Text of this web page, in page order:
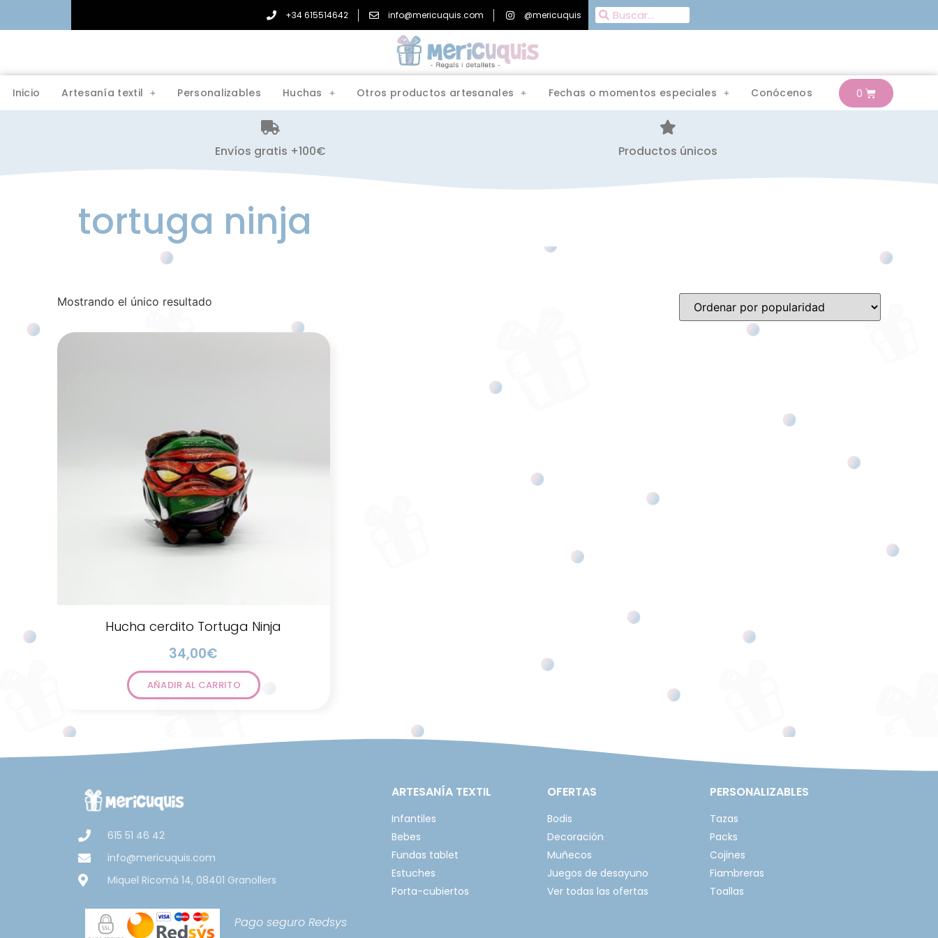
+34 615514642 info@mericuquis.com @mericuquis
Inicio Artesanía textil Personalizables Huchas Otros productos artesanales Fechas o momentos especiales Conócenos
Envíos gratis +100€ Productos únicos
tortuga ninja
Mostrando el único resultado
Hucha cerdito Tortuga Ninja
34,00€
AÑADIR AL CARRITO
615 51 46 42
info@mericuquis.com
Miquel Ricomà 14, 08401 Granollers
Pago seguroRedsys
ARTESANÍA TEXTIL
Infantiles
Bebes
Fundas tablet
Estuches
Porta-cubiertos
OFERTAS
Bodis
Decoración
Muñecos
Juegos de desayuno
Ver todas las ofertas
PERSONALIZABLES
Tazas
Packs
Cojines
Fiambreras
Toallas